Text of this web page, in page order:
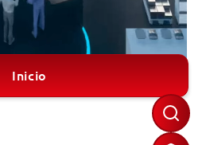
Inicio